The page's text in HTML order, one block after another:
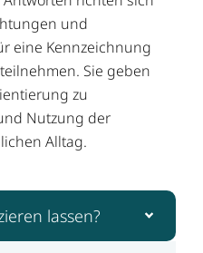
und
eine Kennzeichnung
Sie geben
zu
Nutzung der
Alltag.
lassen?